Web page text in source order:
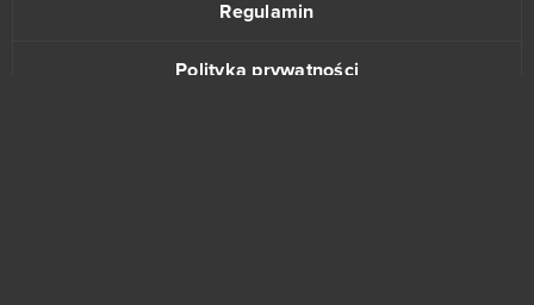
Regulamin
Polityka prywatności